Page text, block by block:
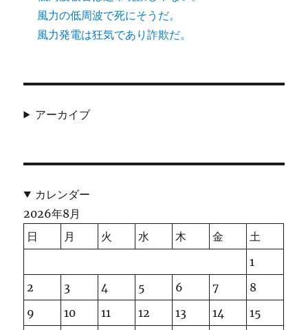
風力の低周波で死にそうだ。
風力発電は狂気であり詐欺だ。
アーカイブ
カレンダー
2026年8月
日
月 火 水 木 金
土
1
2
3 4 5 6 7
8
9
10 11 12 13 14
15